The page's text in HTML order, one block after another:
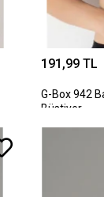
191,99 TL
G-Box 942
Büstiyer